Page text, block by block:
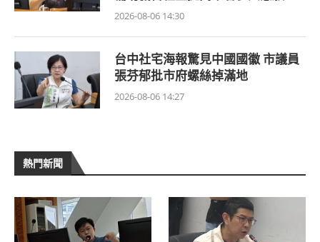
2026-08-06 14:30
台中社宅海報驚見中國國徽 市議員
張芬郁批市府螺絲掉滿地
2026-08-06 14:27
熱門新聞